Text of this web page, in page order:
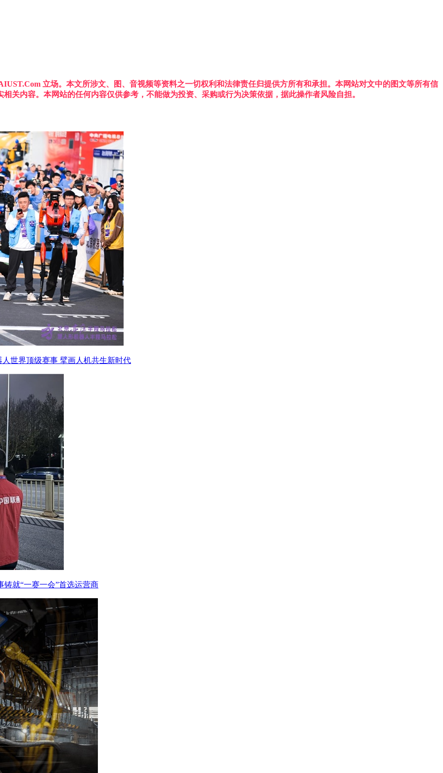
立场。本文所涉文、图、音视频等资料之一切权利和法律责任归提供方所有和承担。本网站对文中的图文等所有信
关内容。本网站的任何内容仅供参考，不能做为投资、采购或行为决策依据，据此操作者风险自担。
世界顶级赛事 擘画人机共生新时代
就“一赛一会”首选运营商